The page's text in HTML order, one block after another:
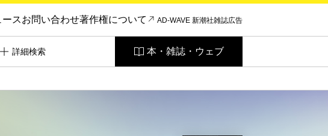
ースお問い合わせ著作権について AD-WAVE 新潮社雑誌広告
詳細検索 本・雑誌・ウェブ